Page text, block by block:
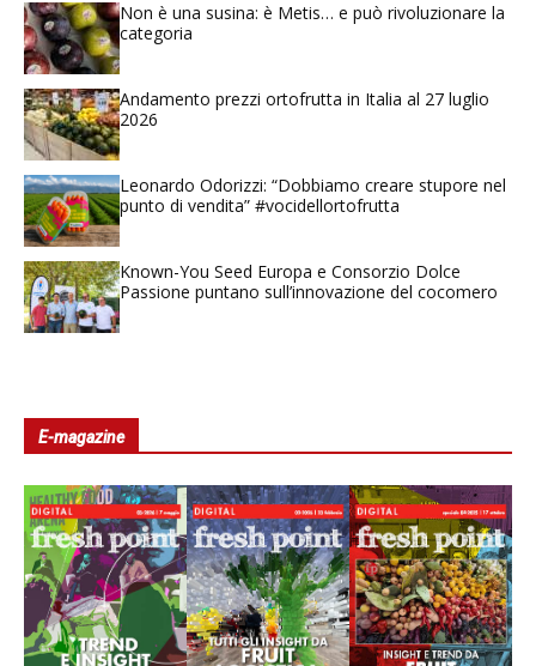
Non è una susina: è Metis… e può rivoluzionare la
categoria
Andamento prezzi ortofrutta in Italia al 27 luglio
2026
Leonardo Odorizzi: “Dobbiamo creare stupore nel
punto di vendita” #vocidellortofrutta
Known-You Seed Europa e Consorzio Dolce
Passione puntano sull’innovazione del cocomero
E-magazine